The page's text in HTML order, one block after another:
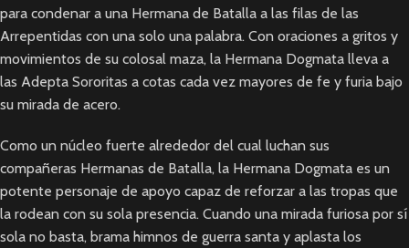
para condenar a una Hermana de Batalla a las filas de las
Arrepentidas con una solo una palabra. Con oraciones a gritos y
movimientos de su colosal maza, la Hermana Dogmata lleva a
las Adepta Sororitas a cotas cada vez mayores de fe y furia bajo
su mirada de acero.
Como un núcleo fuerte alrededor del cual luchan sus
compañeras Hermanas de Batalla, la Hermana Dogmata es un
potente personaje de apoyo capaz de reforzar a las tropas que
la rodean con su sola presencia. Cuando una mirada furiosa por sí
sola no basta, brama himnos de guerra santa y aplasta los